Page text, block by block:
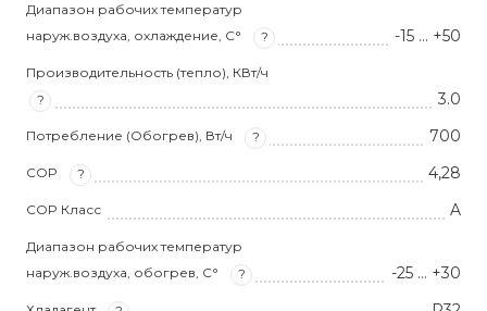
Диапазон рабочих температур
наруж.воздуха, охлаждение, С°
? -15 … +50
Производительность (тепло), КВт/ч
?
3.0
Потребление (Обогрев), Вт/ч ? 700
COP ? 4,28
COP Класс A
Диапазон рабочих температур
наруж.воздуха, обогрев, С°
? -25 … +30